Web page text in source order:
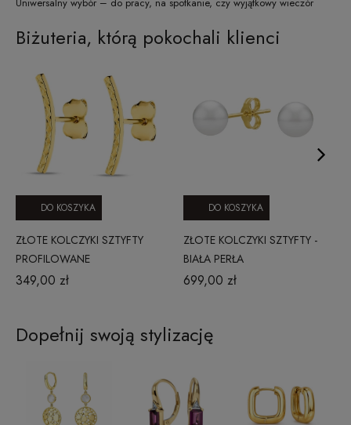
Biżuteria, którą pokochali klienci
ZŁOTE KOLCZYKI SZTYFTY
PROFILOWANE
DIAMENTOWANE PASKI
349,00 zł
DO KOSZYKA
ZŁOTE KOLCZYKI SZTYFTY -
BIAŁA PERŁA
699,00 zł
DO KOSZYKA
Dopełnij swoją stylizację